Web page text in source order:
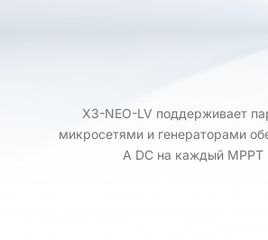
X3-NEO-LV поддерживает
микросетями и генераторами
А DC на каждый